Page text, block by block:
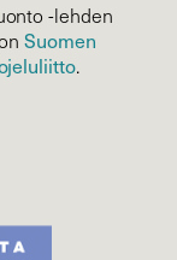
-lehden
Suomen
.